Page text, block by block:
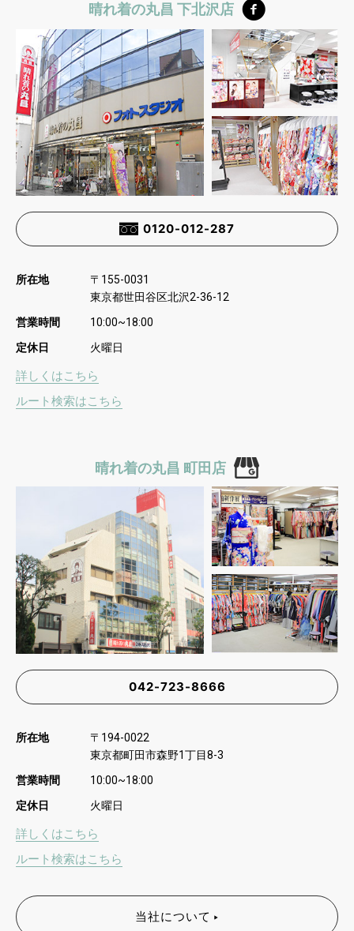
晴れ着の丸昌 下北沢店
0120-012-287
所在地 〒 155-0031
東京都世田谷区北沢2-36-12
営業時間 10:00~18:00
定休日 火曜日
詳しくはこちら
ルート検索はこちら
晴れ着の丸昌 町田店
042-723-8666
所在地 〒 194-0022
東京都町田市森野1丁目8-3
営業時間 10:00~18:00
定休日 火曜日
詳しくはこちら
ルート検索はこちら
当社について